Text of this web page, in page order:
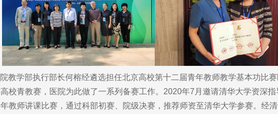
教学部执行部长何榕经遴选担任北京高校第十二届青年教师教学基本功比
青教赛，医院为此做了一系列备赛工作。2020年7月邀请清华大学资深指
教师讲课比赛，通过科部初赛、院级决赛，推荐师资至清华大学参赛。经